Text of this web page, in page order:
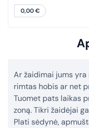
0,00€
Ar žaidimai jums
rimtas hobis ar net
Tuomet pats laikas
zoną. Tikri žaidėjai
Plati sėdynė,